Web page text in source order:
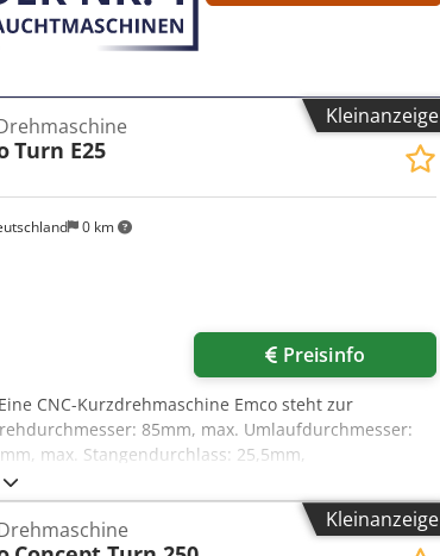
Kleinanzeige
0 km
Turn E25
Preisinfo
CNC-Kurzdrehmaschine Emco steht zur
85mm, max. Umlaufdurchmesser:
max. Stangendurchlass: 25,5mm,
12, Werkzeugaufnahme: VDI16, Eilgang:
1850mm, Gewicht: ca. 1400kg, Steuerung:
Spindelstunden: ca. 11000h. InklusiveKleinanzeige